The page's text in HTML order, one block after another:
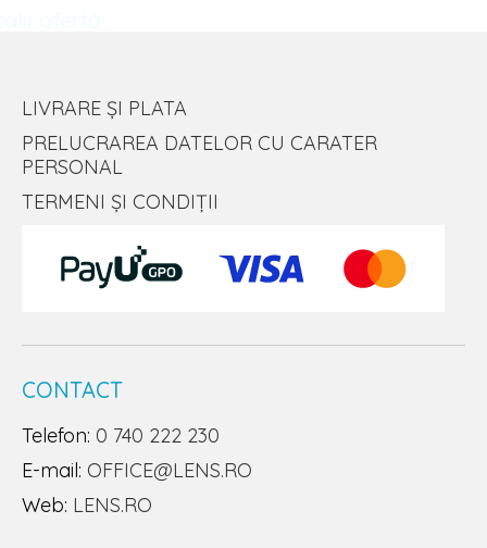
LIVRARE ȘI PLATA
PRELUCRAREA DATELOR CU CARATER
PERSONAL
TERMENI ȘI CONDIȚII
CONTACT
Telefon: 0 740 222 230
E-mail: OFFICE@LENS.RO
Web: LENS.RO